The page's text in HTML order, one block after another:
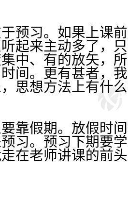
预习。如果上课
起来主动多了，
中、有的放矢，
间。更有甚者，
思想方法上有什
靠假期。放假时
习。预习下期要
在老师讲课的前